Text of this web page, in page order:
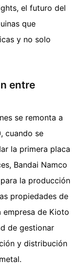
el futuro del
que
y no solo
entre
se remonta a
cuando se
la primera placa
Bandai Namco
la producción
propiedades de
empresa de Kioto
de gestionar
y distribución